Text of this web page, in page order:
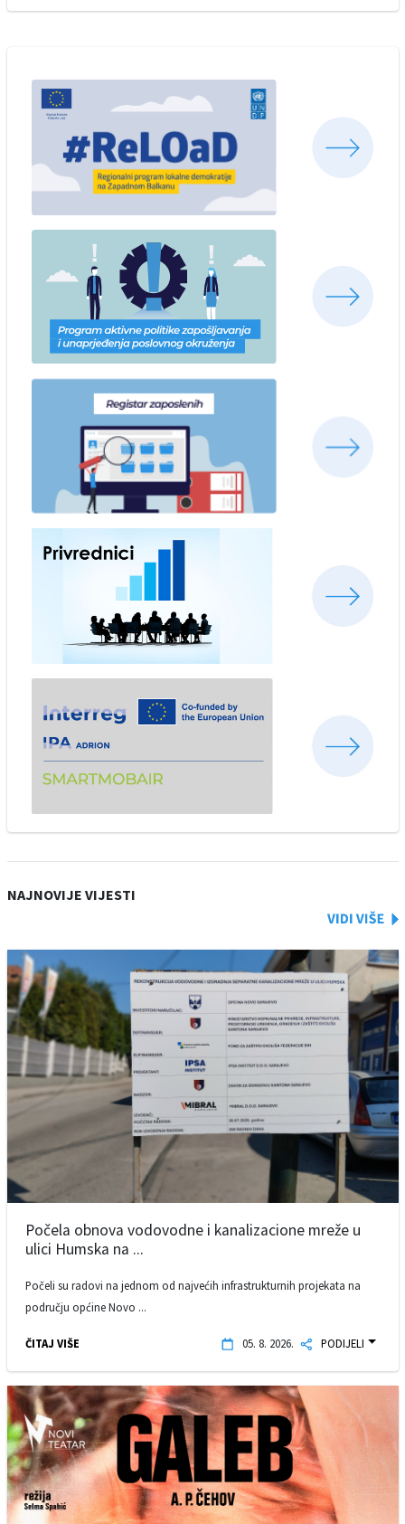
NAJNOVIJE VIJESTI
Počela obnova vodovodne i kanalizacione mreže u
ulici Humska na ...
Počeli su radovi na jednom od najvećih infrastrukturnih projekata na
području općine Novo ...
ČITAJ VIŠE 05. 8. 2026. PODIJELI